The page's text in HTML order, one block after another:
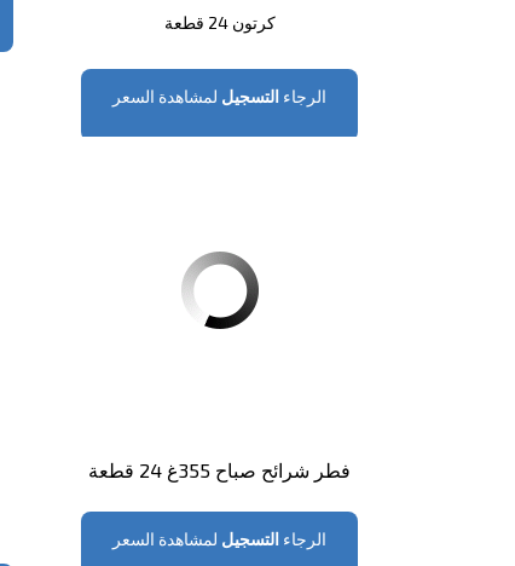
كرتون 24 قطعة
التسجيل الرجاء
فطر شرائح صباح 355غ 24 قطعة
التسجيل الرجاء